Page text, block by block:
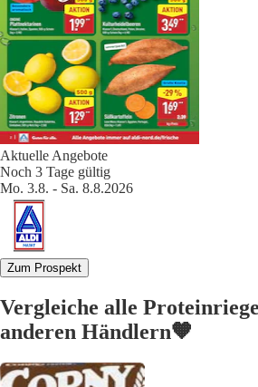
Aktuelle Angebote
Noch 3 Tage gültig
Mo. 3.8. - Sa. 8.8.2026
Zum Prospekt
Vergleiche alle
anderen Händlern🧡